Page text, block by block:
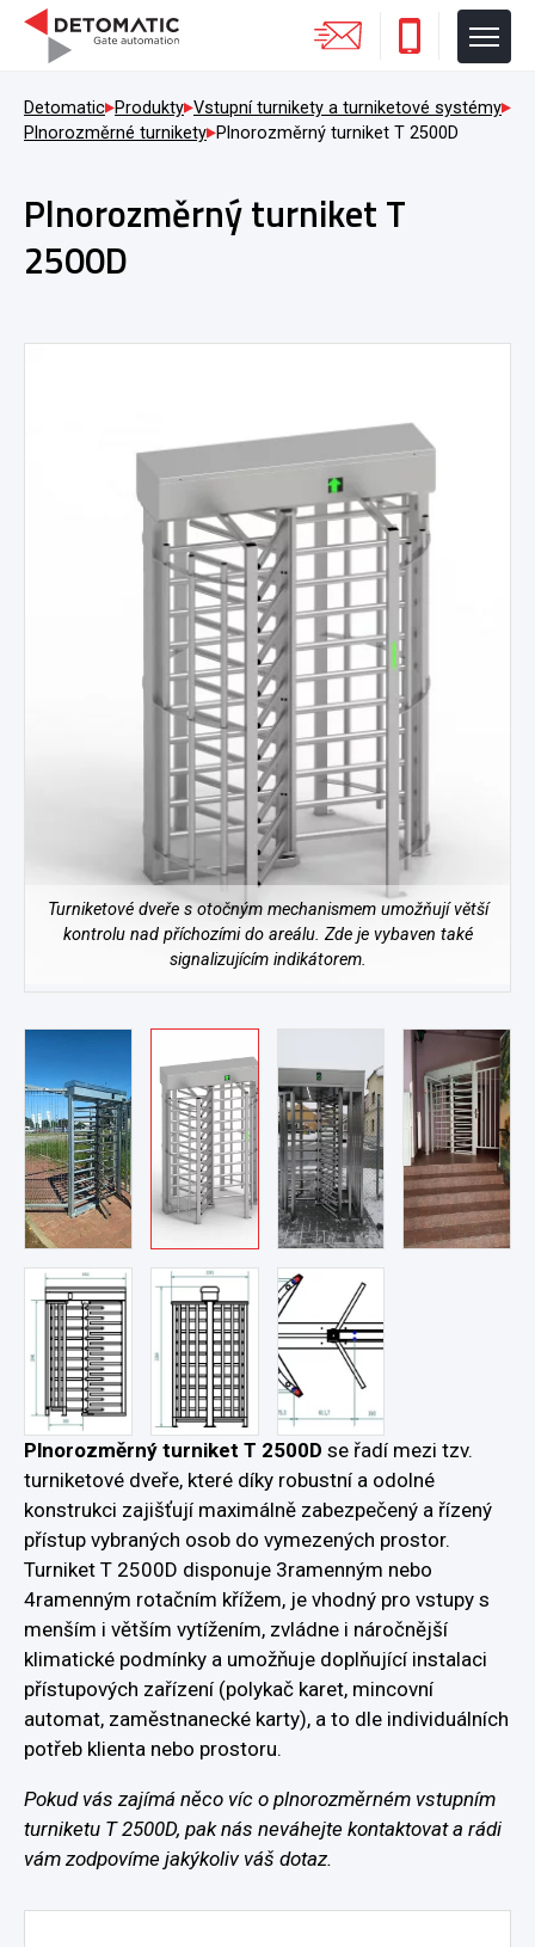
Detomatic Produkty Vstupní turnikety a turniketové systémy
Plnorozměrné turnikety Plnorozměrný turniket T 2500D
Plnorozměrný turniket T
2500D
Turniketové dveře s otočným mechanismem umožňují větší
kontrolu nad příchozími do areálu. Zde je vybaven také
signalizujícím indikátorem.
Plnorozměrný turniket T 2500D se řadí mezi tzv.
turniketové dveře, které díky robustní a odolné
konstrukci zajišťují maximálně zabezpečený a řízený
přístup vybraných osob do vymezených prostor.
Turniket T 2500D disponuje 3ramenným nebo
4ramenným rotačním křížem, je vhodný pro vstupy s
menším i větším vytížením, zvládne i náročnější
klimatické podmínky a umožňuje doplňující instalaci
přístupových zařízení (polykač karet, mincovní
automat, zaměstnanecké karty), a to dle individuálních
potřeb klienta nebo prostoru.
Pokud vás zajímá něco víc o plnorozměrném vstupním
turniketu T 2500D, pak nás neváhejte kontaktovat a rádi
vám zodpovíme jakýkoliv váš dotaz.